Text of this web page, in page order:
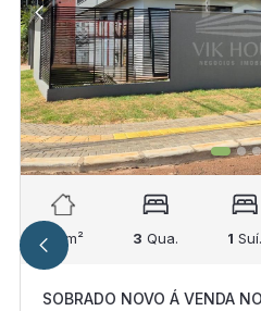
141m² 3 Qua. 1 Suí.
SOBRADO NOVO Á VENDA